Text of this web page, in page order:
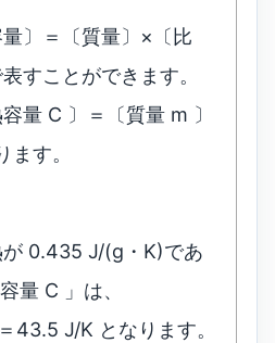
〕＝〔質量〕×〔比
すことができます。
量 C 〕＝〔質量 m 〕
す。
が 0.435 J/(g・K)であ
量 C 」は、
43.5 J/K となります。